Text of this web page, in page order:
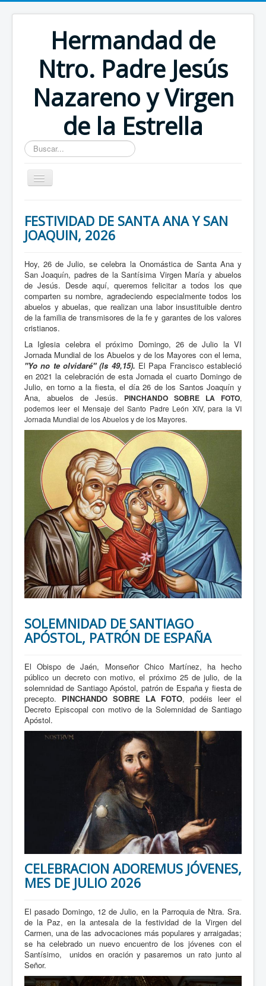
Hermandad de
Ntro. Padre Jesús
Nazareno y Virgen
de la Estrella
Buscar...
FESTIVIDAD DE SANTA ANA Y SAN
JOAQUIN, 2026
Hoy, 26 de Julio, se celebra la Onomástica de Santa Ana y
San Joaquín, padres de la Santísima Virgen María y abuelos
de Jesús. Desde aquí, queremos felicitar a todos los que
comparten su nombre, agradeciendo especialmente todos los
abuelos y abuelas, que realizan una labor insustituible dentro
de la familia de transmisores de la fe y garantes de los valores
cristianos.
La Iglesia celebra el próximo Domingo, 26 de Julio la VI
Jornada Mundial de los Abuelos y de los Mayores con el lema,
"Yo no te olvidaré" (ls 49,15). El Papa Francisco estableció
en 2021 la celebración de esta Jornada el cuarto Domingo de
Julio, en torno a la fiesta, el día 26 de los Santos Joaquín y
Ana, abuelos de Jesús. PINCHANDO SOBRE LA FOTO,
podemos leer el Mensaje del Santo Padre León XIV, para la VI
Jornada Mundial de los Abuelos y de los Mayores.
SOLEMNIDAD DE SANTIAGO
APÓSTOL, PATRÓN DE ESPAÑA
El Obispo de Jaén, Monseñor Chico Martínez, ha hecho
público un decreto con motivo, el próximo 25 de julio, de la
solemnidad de Santiago Apóstol, patrón de España y fiesta de
precepto. PINCHANDO SOBRE LA FOTO, podéis leer el
Decreto Episcopal con motivo de la Solemnidad de Santiago
Apóstol.
CELEBRACION ADOREMUS JÓVENES,
MES DE JULIO 2026
El pasado Domingo, 12 de Julio, en la Parroquia de Ntra. Sra.
de la Paz, en la antesala de la festividad de la Virgen del
Carmen, una de las advocaciones más populares y arraigadas;
se ha celebrado un nuevo encuentro de los jóvenes con el
Santísimo, unidos en oración y pasaremos un rato junto al
Señor.